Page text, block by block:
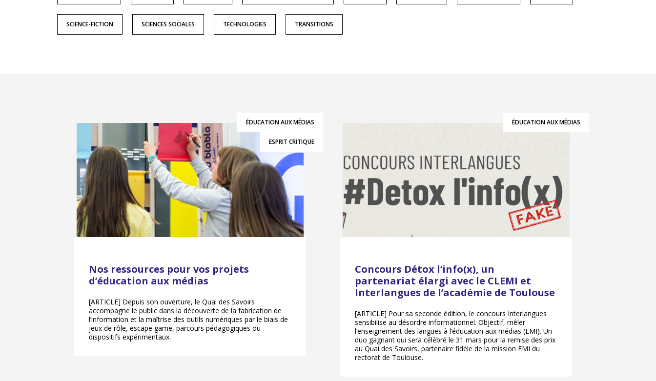
SCIENCE-FICTION SCIENCES SOCIALES TECHNOLOGIES TRANSITIONS
ÉDUCATION AUX MÉDIAS
ESPRIT CRITIQUE
Nos ressources pour vos projets
d’éducation aux médias
[ARTICLE] Depuis son ouverture, le Quai des Savoirs
accompagne le public dans la découverte de la fabrication de
l’information et la maîtrise des outils numériques par le biais de
jeux de rôle, escape game, parcours pédagogiques ou
dispositifs expérimentaux.
ÉDUCATION AUX MÉDIAS
Concours Détox l’info(x), un
partenariat élargi avec le CLEMI et
Interlangues de l’académie de Toulouse
[ARTICLE] Pour sa seconde édition, le concours Interlangues
sensibilise au désordre informationnel. Objectif, mêler
l’enseignement des langues à l’éducation aux médias (EMI). Un
duo gagnant qui sera célébré le 31 mars pour la remise des prix
au Quai des Savoirs, partenaire fidèle de la mission EMI du
rectorat de Toulouse.